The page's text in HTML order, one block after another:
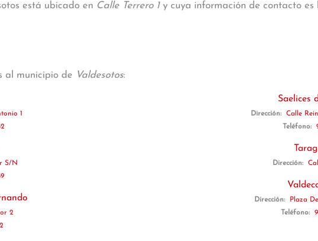
está ubicado en Calle Terrero 1y cuya información de contacto es
al municipio de Valdesotos:
1
S/N
2
Saelices
Dirección:
Calle
Teléfono:
Dirección:
Dirección:
Plaza
Teléfono: